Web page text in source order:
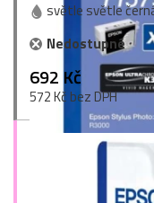
světle světle
Nedostupné
692 Kč
572 Kč bez DPH